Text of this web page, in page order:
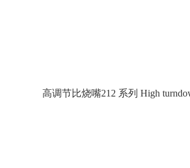
高调节比烧嘴212 系列 High